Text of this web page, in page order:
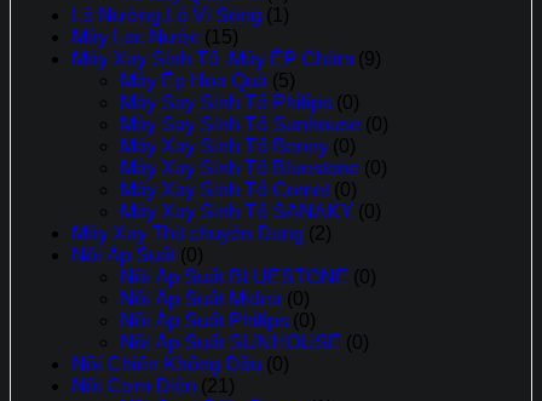
Lò Nướng,Lò Vi Sóng (1)
Máy Lọc Nước (15)
Máy Xay Sinh Tố ,Máy ÉP Chậm (9)
Máy Ép Hoa Quả (5)
Máy Say Sinh Tố Philips (0)
Máy Say Sinh Tố Sunhouse (0)
Máy Xay Sinh Tố Benny (0)
Máy Xay Sinh Tố Bluestone (0)
Máy Xay Sinh Tố Comet (0)
Máy Xay Sinh Tố SANAKY (0)
Máy Xay Thịt chuyên Dụng (2)
Nồi Áp Suất (0)
Nồi Áp Suất BLUESTONE (0)
Nồi Áp Suất Midea (0)
Nồi Áp Suất Philips (0)
Nồi Áp Suất SUNHOUSE (0)
Nồi Chiên Không Dầu (0)
Nồi Cơm Điện (21)